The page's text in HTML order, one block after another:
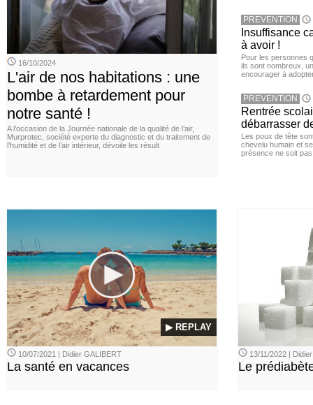
16/10/2024
L'air de nos habitations : une
bombe à retardement pour
notre santé !
A l’occasion de la Journée nationale de la qualité de l’air,
Murprotec, société experte du diagnostic et du traitement de
l’humidité et de l’air intérieur, dévoile les résult
PREVENTION
Insuffisance
à avoir !
Pour les personnes
ils sont nombreux,
encourager à
PREVENTION
Rentrée
débarrasser
Les poux de tête
chevelu humain et
présence ne soit
▶ REPLAY
10/07/2021 | Didier GALIBERT
La santé en vacances
13/11/2022 |
Le